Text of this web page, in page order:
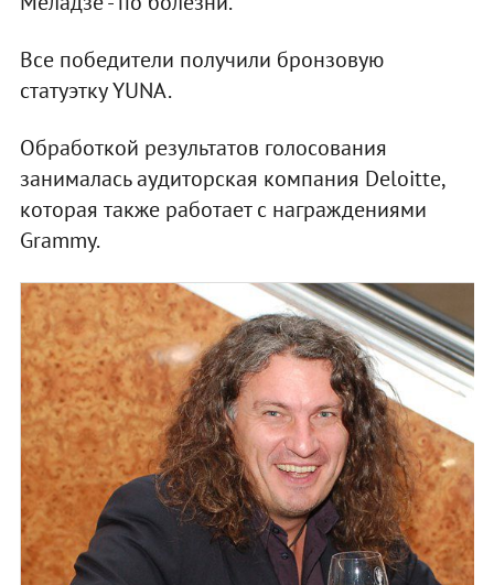
Все победители получили бронзовую
статуэтку YUNA.
Обработкой результатов голосования
занималась аудиторская компания Deloitte,
которая также работает с награждениями
Grammy.